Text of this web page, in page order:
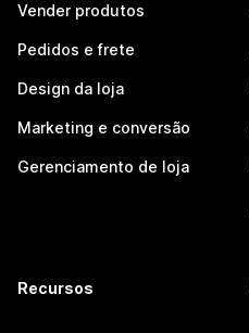
Vender produtos
Pedidos e frete
Design da loja
Marketing e conversão
Gerenciamento de loja
Recursos